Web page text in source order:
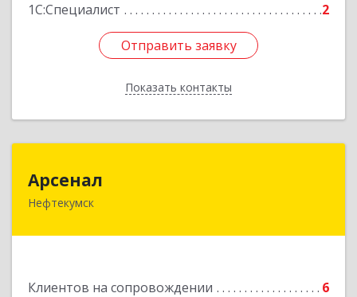
1С:Специалист
2
Отправить заявку
Показать контакты
Отправить заявку
Назад
Арсенал
Нефтекумск
Клиентов на сопровождении 6